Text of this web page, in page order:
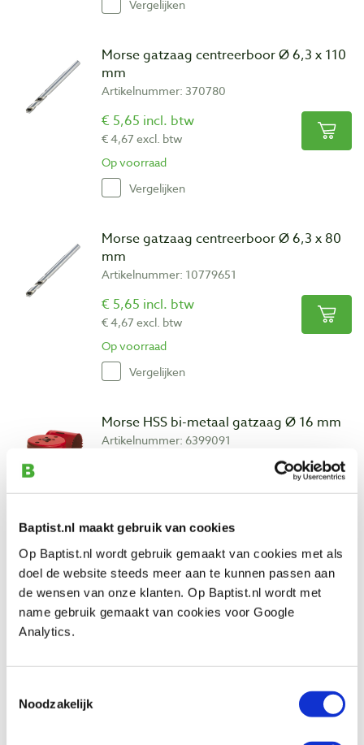
Baptist.nl maakt gebruik van cookies
Op Baptist.nl wordt gebruik gemaakt van cookies met als
doel de website steeds meer aan te kunnen passen aan
de wensen van onze klanten. Op Baptist.nl wordt met
name gebruik gemaakt van cookies voor Google
Analytics.
Noodzakelijk
Vergelijken
Morse gatzaag centreerboor Ø 6,3 x 110
mm
Artikelnummer: 370780
€ 5,65 incl. btw
€ 4,67 excl. btw
Op voorraad
Vergelijken
Morse gatzaag centreerboor Ø 6,3 x 80
mm
Artikelnummer: 10779651
€ 5,65 incl. btw
€ 4,67 excl. btw
Op voorraad
Vergelijken
Morse HSS bi-metaal gatzaag Ø 16 mm
Artikelnummer: 6399091
Vergelijken
Morse HSS bi-metaal gatzaag Ø 17 mm
Artikelnummer: 6399092